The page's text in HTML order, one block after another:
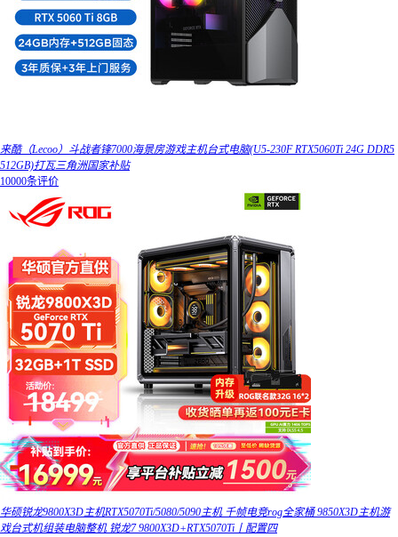
来酷（Lecoo）斗战者锋7000海景房游戏主机台式电脑(U5-230F RTX5060Ti 24G DDR5
512GB)打瓦三角洲国家补贴
10000条评价
华硕锐龙9800X3D主机RTX5070Ti/5080/5090主机 千帧电竞rog全家桶 9850X3D主机游
戏台式机组装电脑整机 锐龙7 9800X3D+RTX5070Ti丨配置四